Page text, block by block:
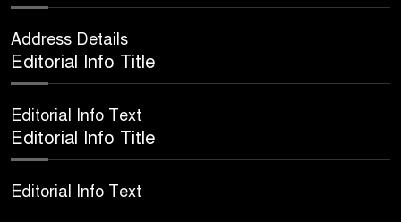
‘উরসে পাক সম্পন্ন
Address Details
Editorial Info Title
Editorial Info Text
Editorial Info Title
Editorial Info Text